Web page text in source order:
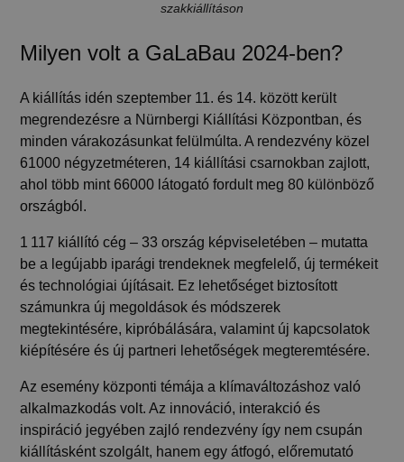
szakkiállításon
Milyen volt a GaLaBau 2024-ben?
A kiállítás idén szeptember 11. és 14. között került
megrendezésre a Nürnbergi Kiállítási Központban, és
minden várakozásunkat felülmúlta. A rendezvény közel
61000 négyzetméteren, 14 kiállítási csarnokban zajlott,
ahol több mint 66000 látogató fordult meg 80 különböző
országból.
1 117 kiállító cég – 33 ország képviseletében – mutatta
be a legújabb iparági trendeknek megfelelő, újtermékeit
és technológiai újításait. Ez lehetőséget biztosított
számunkra új megoldások és módszerek
megtekintésére, kipróbálására, valamint új kapcsolatok
kiépítésére és új partneri lehetőségek megteremtésére.
Az esemény központi témája a klímaváltozáshoz való
alkalmazkodás volt. Az innováció, interakció és
inspiráció jegyében zajló rendezvény így nem csupán
kiállításként szolgált, hanem egy átfogó, előremutató